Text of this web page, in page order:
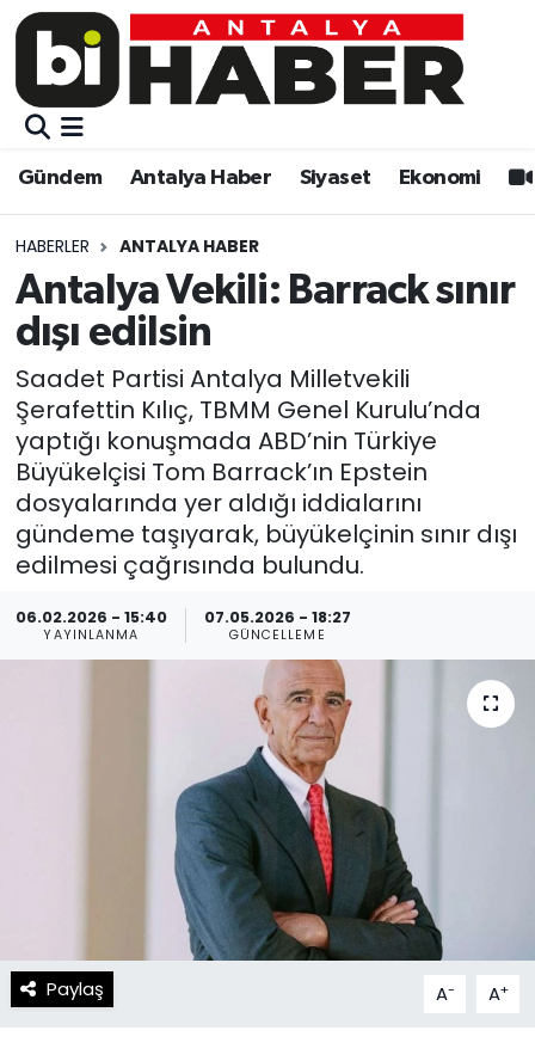
Gündem Antalya Haber Siyaset Ekonomi
HABERLER ANTALYA HABER
Antalya Vekili: Barrack sınır
dışı edilsin
Saadet Partisi Antalya Milletvekili
Şerafettin Kılıç, TBMM Genel Kurulu’nda
yaptığı konuşmada ABD’nin Türkiye
Büyükelçisi Tom Barrack’ın Epstein
dosyalarında yer aldığı iddialarını
gündeme taşıyarak, büyükelçinin sınır dışı
edilmesi çağrısında bulundu.
06.02.2026 - 15:40
YAYINLANMA
07.05.2026 - 18:27
GÜNCELLEME
Paylaş A- A+
Gündem
Siyaset
Ekonomi
Video
Eğitim
Kültür-sanat
Sağlık
Spor
Teknoloji
Gündem
Siyaset
Eğitim
Ekonomi
Kültür-sanat
Sağlık
Spor
Teknoloji
Yaşam
Gizlilik Sözleşmesi
Muratpaşa Nöbetçi Eczaneler
Muratpaşa Trafik Yoğunluk Haritası
Süper Lig Puan Durumu ve Fikstür
Tüm Manşetler
Son Dakika Haberleri
Haber Arşivi